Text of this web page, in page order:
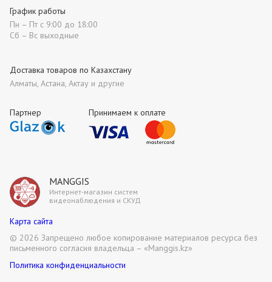
MANGGIS
Интернет-магазин систем
видеонаблюдения и СКУД
Партнер Принимаем к оплате
Доставка товаров по Казахстану
Алматы, Астана, Актау и другие
График работы
Пн – Пт с 9:00 до 18:00
Сб – Вс выходные
Карта сайта
Политика конфиденциальности
© 2026 Запрещено любое копирование материалов ресурса без
письменного согласия владельца – «Manggis.kz»